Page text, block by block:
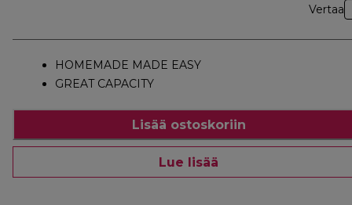
Vertaa
HOMEMADE MADE EASY
GREAT CAPACITY
Lisää ostoskoriin
Lue lisää